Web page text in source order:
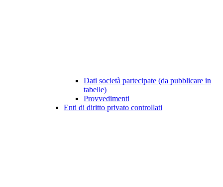
Dati società partecipate (da pubblicare in
tabelle)
Provvedimenti
Enti di diritto privato controllati